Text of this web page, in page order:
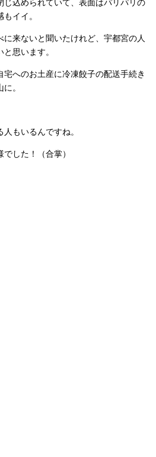
じ込められていて、表面はパリパリの
イイ。
来ないと聞いたけれど、宇都宮の人
思います。
宅へのお土産に冷凍餃子の配送手続き
。
もいるんですね。
した！（合掌）